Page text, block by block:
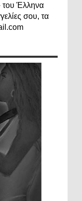
του Έλληνα
σου, τα